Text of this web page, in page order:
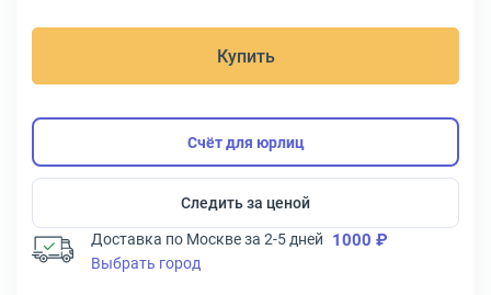
Купить
Счёт для юрлиц
Следить за ценой
Доставка по Москве за 2-5 дней 1000 ₽
Выбрать город